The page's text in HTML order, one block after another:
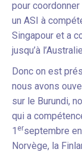
pour
un ASI à
Singapour et a
jusqu’à
Donc on est
nous avons
sur le Burundi,
qui a
1 erseptembre
Norvège, la